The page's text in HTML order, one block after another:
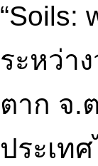
“Soils:
ระหว่า
ตาก จ.
ประเท